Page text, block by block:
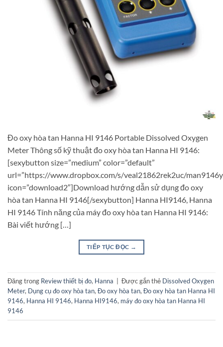
Đo oxy hòa tan Hanna HI 9146 Portable Dissolved Oxygen
Meter Thông số kỹ thuật đo oxy hòa tan Hanna HI 9146:
[sexybutton size=”medium” color=”default”
url=”https://www.dropbox.com/s/veal21862rek2uc/
icon=”download2″]Download hướng dẫn sử dụng đo oxy
hòa tan Hanna HI 9146[/sexybutton] Hanna HI9146, Hanna
HI 9146 Tính năng của máy đo oxy hòa tan Hanna HI 9146:
Bài viết hướng […]
TIẾP TỤC ĐỌC →
Đăng trong Review thiết bị đo, Hanna Được gắn thẻ Dissolved Oxygen
Meter, Dụng cụ đo oxy hòa tan, Đo oxy hòa tan, Đo oxy hòa tan Hanna HI
9146, Hanna HI 9146, Hanna HI9146, máy đo oxy hòa tan Hanna HI
9146